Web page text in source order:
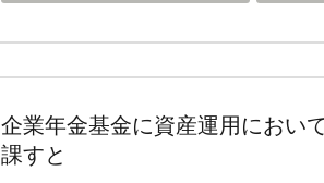
企業年金基金に資産運用におい
課すと